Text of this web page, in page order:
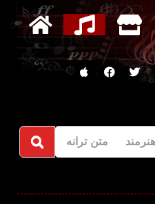
متن ترانه